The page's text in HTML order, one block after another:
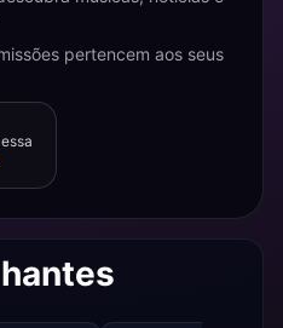
pertencem aos seus